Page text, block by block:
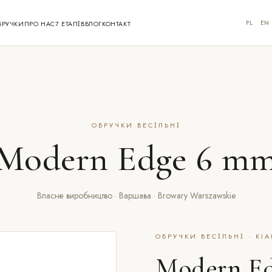
ПРО НАС7 ЕТАПІВБЛОГКОНТАКТ PL EN
ОБРУЧКИ ВЕСІЛЬНІ
Edge 6
Власне виробництво · Варшава · Browary Warszawskie
ОБРУЧКИ ВЕСІЛЬНІ ·